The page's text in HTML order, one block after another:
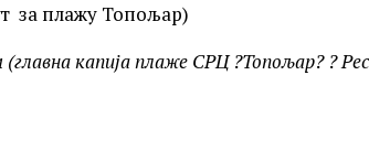
за плажу Топољар)
капија плаже СРЦ ?Топољар? ?